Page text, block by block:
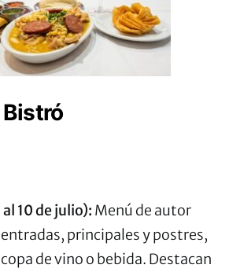
10 de julio): Menú de autor
principales y postres,
de vino o bebida. Destacan